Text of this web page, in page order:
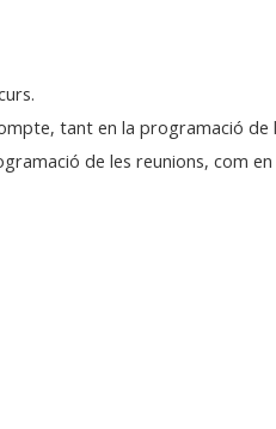
tant en la programació de
de les reunions, com